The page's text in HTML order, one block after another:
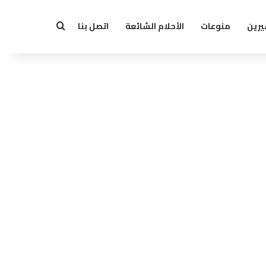
منوعات الأحلام الشائعة اتصل بنا بحث عن